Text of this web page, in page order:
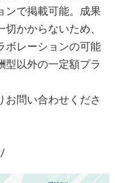
ンで掲載可能。成果
かからないため、
ボレーションの可能
以外の一定額プラ
お問い合わせくださ